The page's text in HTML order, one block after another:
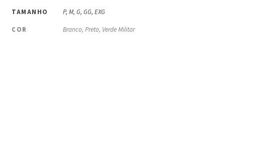
TAMANHO
P, M, G, GG, EXG
COR
Branco, Preto, Verde Militar